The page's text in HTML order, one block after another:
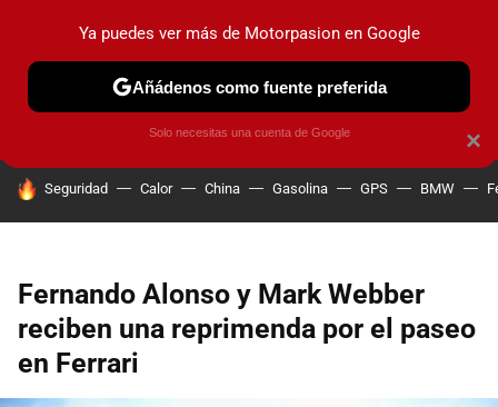
PRUEBAS COCHES ELÉCTRICOS OBSERVATORIO
HOY SE HABLA DE
Seguridad Calor China Gasolina GPS BMW
Fernando Alonso y Mark Webber
reciben una reprimenda por el paseo
en Ferrari
×
Ya puedes ver más de Motorpasion en Google
Añádenos como fuente preferida
Solo necesitas una cuenta de Google